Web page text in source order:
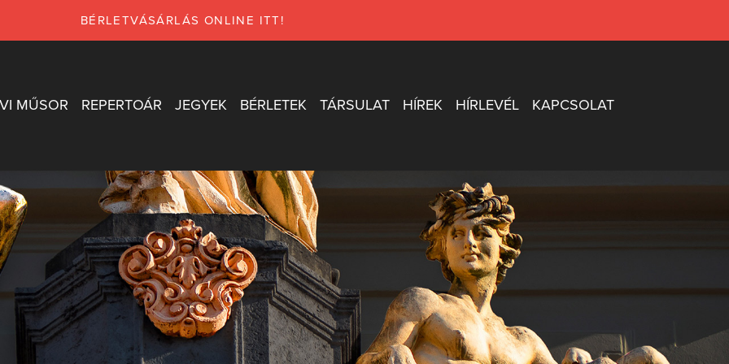
BÉRLETVÁSÁRLÁS ONLINE ITT!
MŰSOR REPERTOÁR JEGYEK BÉRLETEK TÁRSULAT HÍREK HÍRLEVÉL KAPCSOLAT